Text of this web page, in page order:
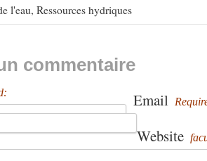
l'eau, Ressources hydriques
commentaire
Email
Website